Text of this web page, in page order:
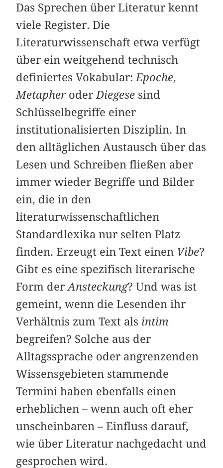
Das Sprechen über Literatur kennt
viele Register. Die
Literaturwissenschaft etwa verfügt
über ein weitgehend technisch
definiertes Vokabular: Epoche,
Metapheroder Diegese sind
Schlüsselbegriffe einer
institutionalisierten Disziplin. In
den alltäglichen Austausch über das
Lesen und Schreiben fließen aber
immer wieder Begriffe und Bilder
ein, die in den
literaturwissenschaftlichen
Standardlexika nur selten Platz
finden. Erzeugt ein Text einen Vibe?
Gibt es eine spezifisch literarische
Form derAnsteckung? Und was ist
gemeint, wenn die Lesenden ihr
Verhältnis zum Text als intim
begreifen? Solche aus der
Alltagssprache oder angrenzenden
Wissensgebieten stammende
Termini haben ebenfalls einen
erheblichen – wenn auch oft eher
unscheinbaren – Einfluss darauf,
wie über Literatur nachgedacht und
gesprochen wird.